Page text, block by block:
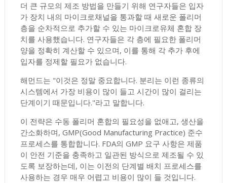
더 큰 규모의 제조 방법을 만들기 위해 연구자들은 입자
가 장치 내의 마이크로채널을 통과할 때 새로운 폴리머
층을 순차적으로 추가할 수 있는 마이크로유체 혼합 장
치를 사용했습니다. 연구자들은 각 층에 필요한 폴리머
양을 정확히 계산할 수 있으며, 이를 통해 각 추가 후에
입자를 정제할 필요가 없습니다.
해먼드는 "이것은 정말 중요합니다. 분리는 이런 종류의
시스템에서 가장 비용이 많이 들고 시간이 많이 걸리는
단계이기 때문입니다."라고 말합니다.
이 전략은 수동 폴리머 혼합의 필요성을 없애고, 생산을
간소화하며, GMP(Good Manufacturing Practice) 준수
프로세스를 통합합니다. FDA의 GMP 요구 사항은 제품
이 안전 기준을 충족하고 일관된 방식으로 제조될 수 있
도록 보장하는데, 이는 이전의 단계별 배치 프로세스를
사용하는 경우 매우 어렵고 비용이 많이 들 것입니다.